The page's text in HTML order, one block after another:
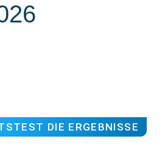
DIE ERGEBNISSE